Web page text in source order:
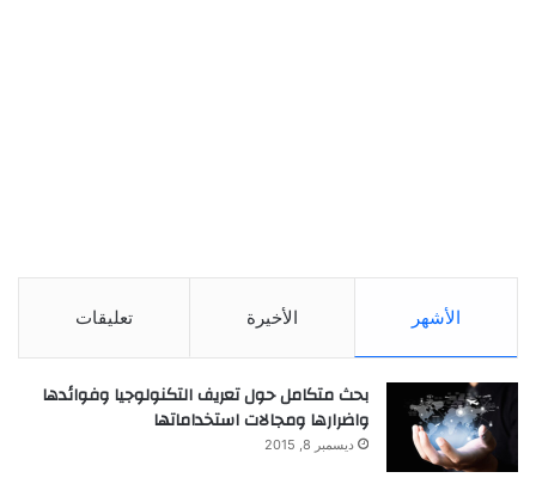
الأشهر الأخيرة تعليقات
بحث متكامل حول تعريف التكنولوجيا وفوائدها
واضرارها ومجالات استخداماتها
ديسمبر 8, 2015